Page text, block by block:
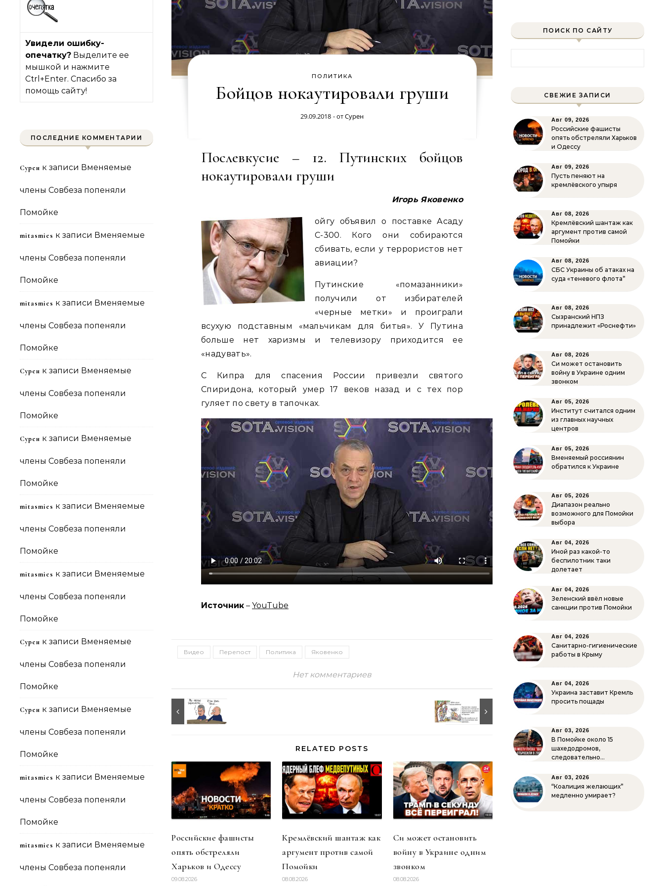
Увидели ошибку-
опечатку? Выделите ее
мышкой и нажмите
Ctrl+Enter. Спасибо за
помощь сайту!
ПОСЛЕДНИЕ КОММЕНТАРИИ
Сурен к записи Вменяемые
члены Совбеза попеняли
Помойке
mitasmies к записи Вменяемые
члены Совбеза попеняли
Помойке
mitasmies к записи Вменяемые
члены Совбеза попеняли
Помойке
Сурен к записи Вменяемые
члены Совбеза попеняли
Помойке
Сурен к записи Вменяемые
члены Совбеза попеняли
Помойке
mitasmies к записи Вменяемые
члены Совбеза попеняли
Помойке
mitasmies к записи Вменяемые
члены Совбеза попеняли
Помойке
Сурен к записи Вменяемые
члены Совбеза попеняли
Помойке
Сурен к записи Вменяемые
члены Совбеза попеняли
Помойке
mitasmies к записи Вменяемые
члены Совбеза попеняли
Помойке
mitasmies к записи Вменяемые
члены Совбеза попеняли
ПОЛИТИКА
Бойцов нокаутировали груши
29.09.2018 - отСурен
Послевкусие – 12. Путинских бойцов
нокаутировали груши
Игорь Яковенко
ойгу объявил о поставке Асаду
С-300. Кого они собираются
сбивать, если у террористов нет
авиации?
Путинские «помазанники»
получили от избирателей
«черные метки» и проиграли
всухую подставным «мальчикам для битья». У Путина
больше нет харизмы и телевизору приходится ее
«надувать».
С Кипра для спасения России привезли святого
Спиридона, который умер 17 веков назад и с тех пор
гуляет по свету в тапочках.
Источник – YouTube
Видео Перепост Политика Яковенко
Нет комментариев
RELATED POSTS
Российские фашисты
опять обстреляли
Харьков и Одессу
09.08.2026
Кремлёвский шантаж как
аргумент против самой
Помойки
08.08.2026
Си может остановить
войну в Украине одним
звонком
08.08.2026
ПОИСК ПО САЙТУ
СВЕЖИЕ ЗАПИСИ
Авг 09, 2026
Российские фашисты
опять обстреляли Харьков
и Одессу
Авг 09, 2026
Пусть пеняют на
кремлёвского упыря
Авг 08, 2026
Кремлёвский шантаж как
аргумент против самой
Помойки
Авг 08, 2026
СБС Украины об атаках на
суда «теневого флота”
Авг 08, 2026
Сызранский НПЗ
принадлежит «Роснефти»
Авг 08, 2026
Си может остановить
войну в Украине одним
звонком
Авг 05, 2026
Институт считался одним
из главных научных
центров
Авг 05, 2026
Вменяемый россиянин
обратился к Украине
Авг 05, 2026
Диапазон реально
возможного для Помойки
выбора
Авг 04, 2026
Иной раз какой-то
беспилотник таки
долетает
Авг 04, 2026
Зеленский ввёл новые
санкции против Помойки
Авг 04, 2026
Санитарно-гигиенические
работы в Крыму
Авг 04, 2026
Украина заставит Кремль
просить пощады
Авг 03, 2026
В Помойке около 15
шахедодромов,
следовательно…
Авг 03, 2026
“Коалиция желающих”
медленно умирает?